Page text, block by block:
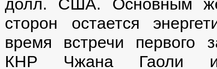
долл. США. Основным же
сторон остается
время встречи первого
КНР Чжана Гаоли и